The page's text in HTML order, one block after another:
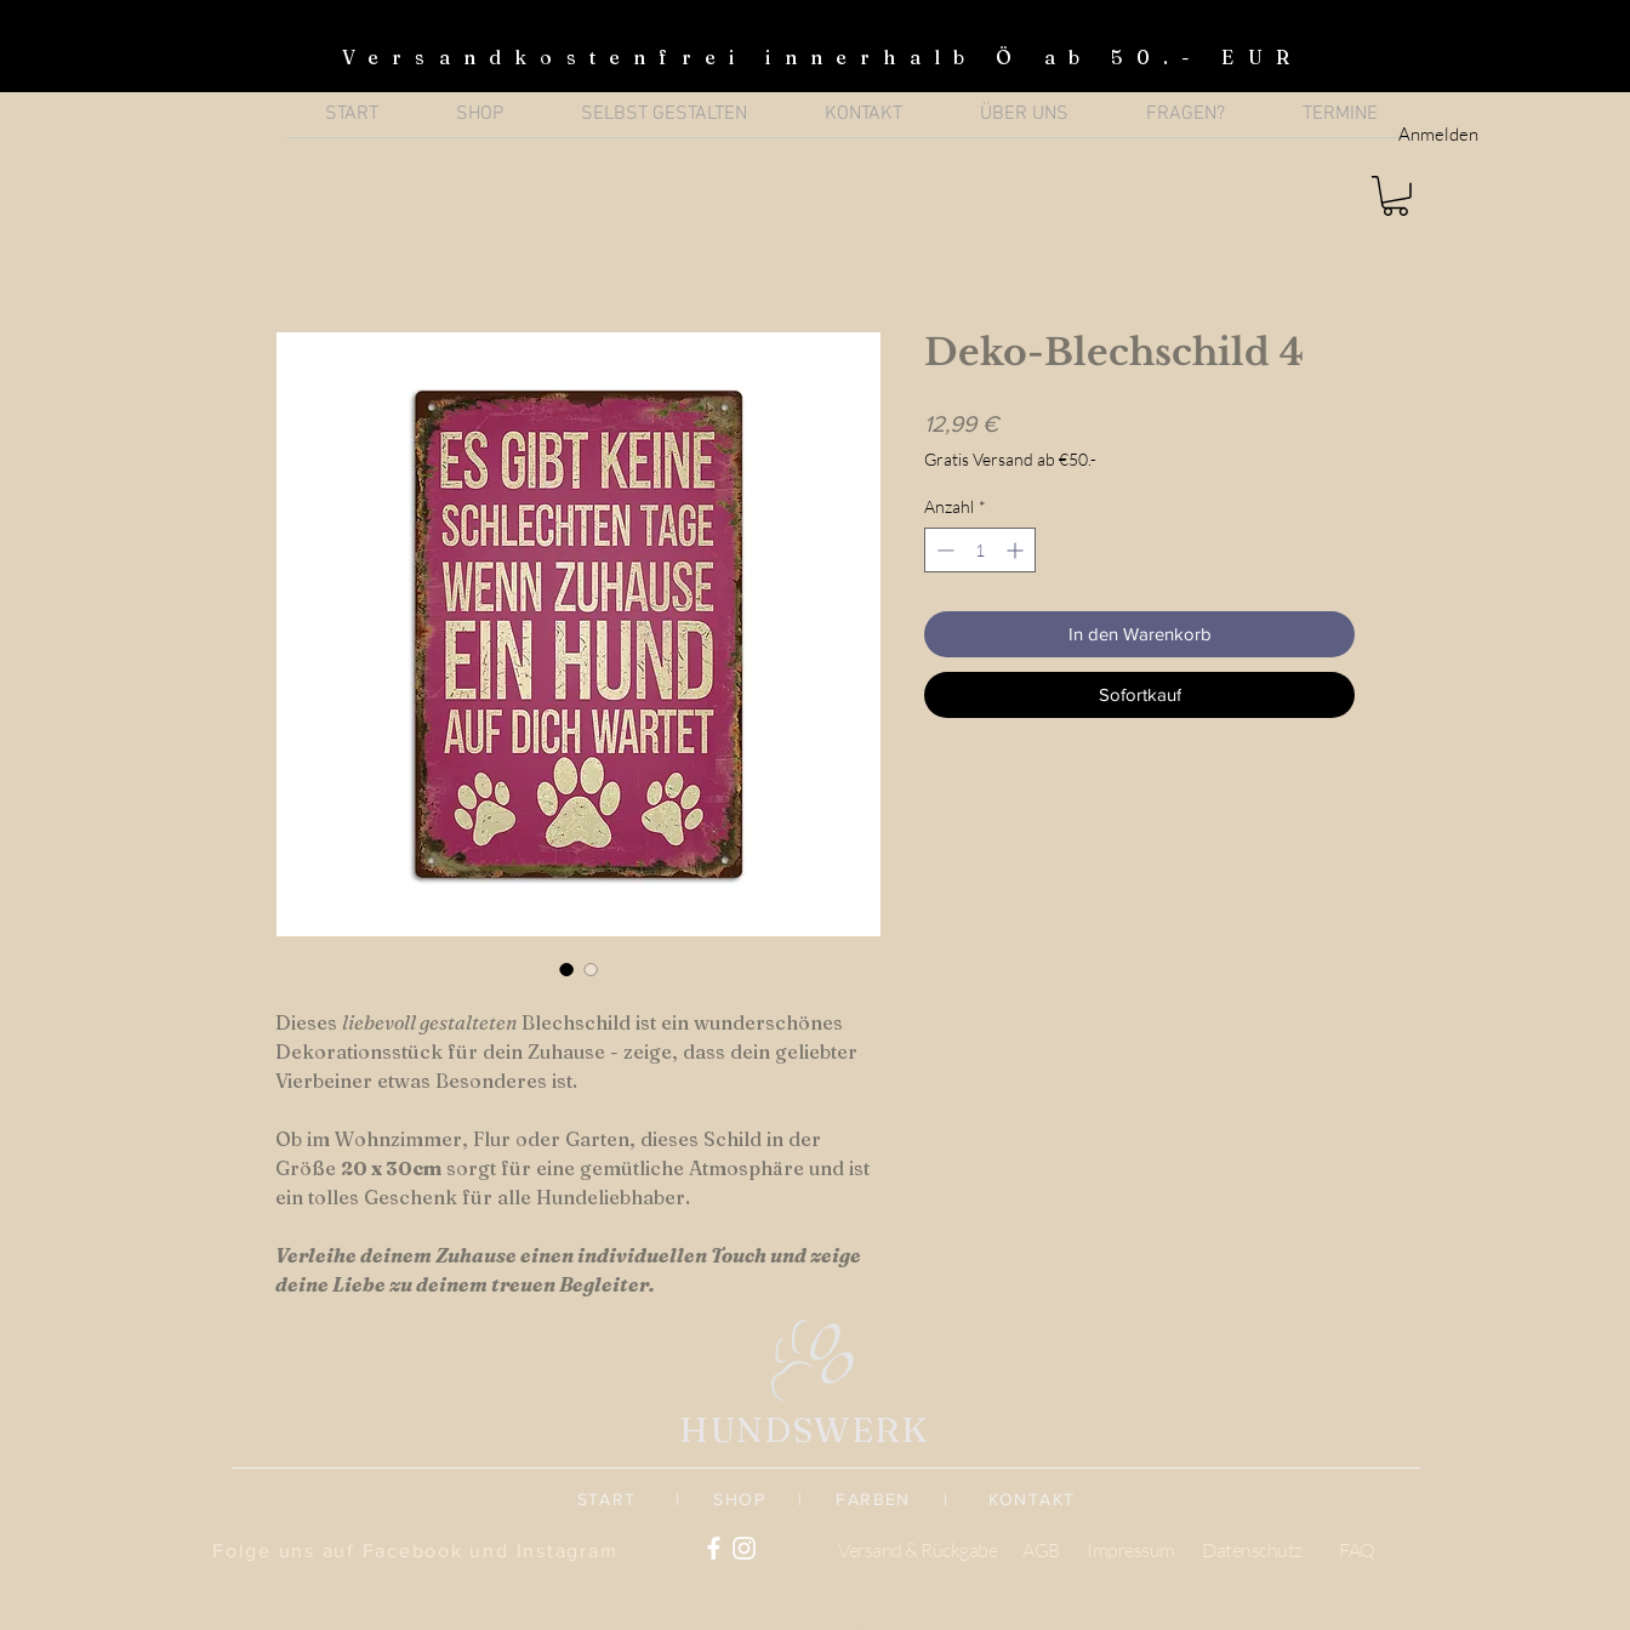
Anmelden
Versandkostenfrei innerhalb Ö ab 50.- EUR
START SHOP SELBST GESTALTEN KONTAKT ÜBER UNS FRAGEN? TERMINE
Dieses liebevoll gestalteten Blechschild ist ein wunderschönes
Dekorationsstück für dein Zuhause - zeige, dass dein geliebter
Vierbeiner etwas Besonderes ist.
Ob im Wohnzimmer, Flur oder Garten, dieses Schild in der
Größe 20 x 30cm sorgt für eine gemütliche Atmosphäre und ist
ein tolles Geschenk für alle Hundeliebhaber.
Verleihe deinem Zuhause einen individuellen Touch und zeige
deine Liebe zu deinem treuen Begleiter.
Deko-Blechschild 4
12,99 €Preis
Gratis Versand ab €50.-
Anzahl *
In den Warenkorb
Sofortkauf
HUNDSWERK
START | SHOP | FARBEN | KONTAKT
Folge uns auf Facebook und Instagram Versand & Rückgabe AGB Impressum Datenschutz FAQ